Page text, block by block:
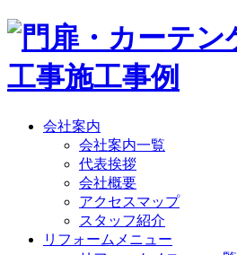
会社案内
会社案内一覧
代表挨拶
会社概要
アクセスマップ
スタッフ紹介
リフォームメニュー